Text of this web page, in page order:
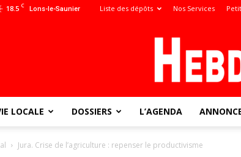
18.5 C Lons-le-Saunier Liste des dépôts Nos Services
LOCALE DOSSIERS L’AGENDA
Jura. Crise de l’agriculture : repenser le productivisme